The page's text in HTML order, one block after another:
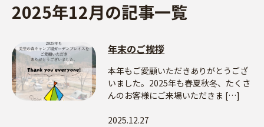
2025年12月の記事一覧
年末のご挨拶
本年もご愛顧いただきありがとうござ
いました。2025年も春夏秋冬、たくさ
んのお客様にご来場いただきま […]
2025.12.27